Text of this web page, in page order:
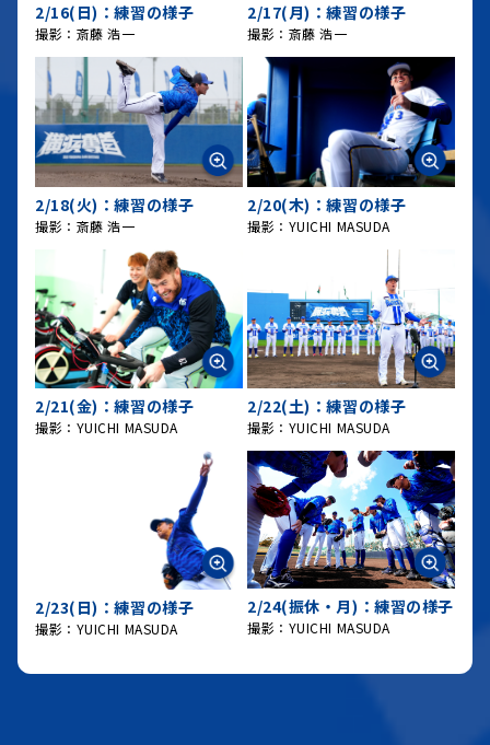
2/16(日)：練習の様子
撮影：斎藤 浩一
2/17(月)：練習の様子
撮影：斎藤 浩一
2/18(火)：練習の様子
撮影：斎藤 浩一
2/20(木)：練習の様子
撮影：YUICHI MASUDA
2/21(金)：練習の様子
撮影：YUICHI MASUDA
2/22(土)：練習の様子
撮影：YUICHI MASUDA
2/23(日)：練習の様子
撮影：YUICHI MASUDA
2/24(振休・月)：練習の様子
撮影：YUICHI MASUDA